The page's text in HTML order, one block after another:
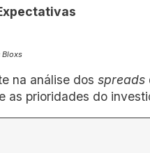
Bloxs
na análise dos spreads
as prioridades do